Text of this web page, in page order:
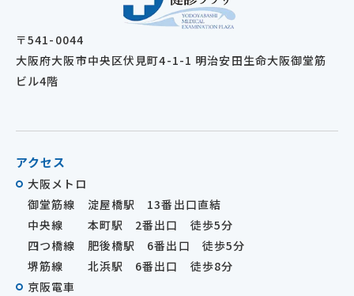
〒541-0044
大阪府大阪市中央区伏見町4-1-1 明治安田生命大阪御堂筋
ビル4階
アクセス
大阪メトロ
御堂筋線 淀屋橋駅 13番出口直結
中央線 本町駅 2番出口 徒歩5分
四つ橋線 肥後橋駅 6番出口 徒歩5分
堺筋線 北浜駅 6番出口 徒歩8分
京阪電車